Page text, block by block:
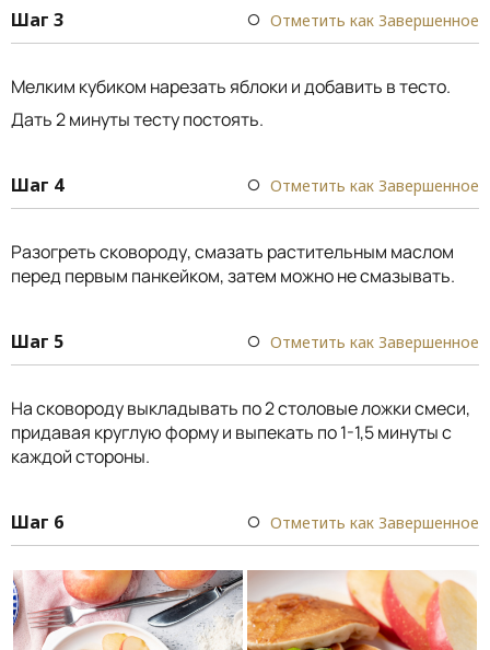
Шаг 3 Отметить как Завершенное
Мелким кубиком нарезать яблоки и добавить в тесто.
Дать 2 минуты тесту постоять.
Шаг 4 Отметить как Завершенное
Разогреть сковороду, смазать растительным маслом
перед первым панкейком, затем можно не смазывать.
Шаг 5 Отметить как Завершенное
На сковороду выкладывать по 2 столовые ложки смеси,
придавая круглую форму и выпекать по 1-1,5 минуты с
каждой стороны.
Шаг 6 Отметить как Завершенное